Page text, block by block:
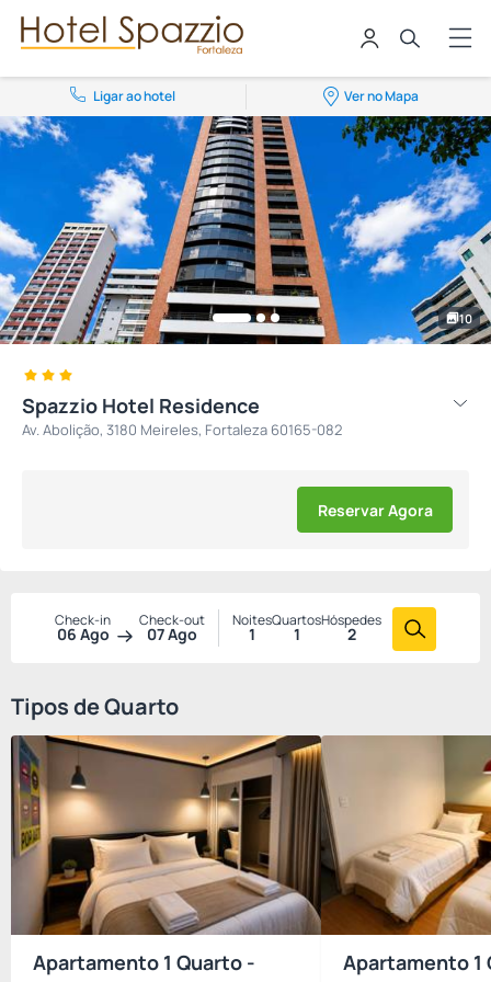
Ligar ao hotel Ver no Mapa
10
Spazzio Hotel Residence
Av. Abolição, 3180 Meireles, Fortaleza 60165-082
Reservar Agora
Check-in
06 Ago
Check-out
07 Ago
Noites
1
Quartos
1
Hóspedes
2
Tipos de Quarto
Apartamento 1 Quarto -
Apartamento 1